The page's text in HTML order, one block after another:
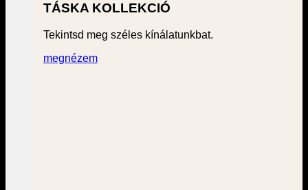
TÁSKA KOLLEKCIÓ
Tekintsd meg széles kínálatunkbat.
megnézem